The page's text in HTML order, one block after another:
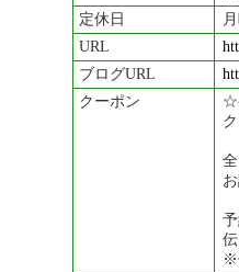
定休日
URL
ブログURL
クーポン
☆
※